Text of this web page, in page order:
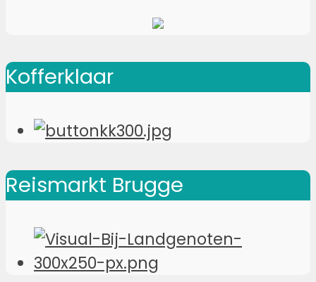
Kofferklaar
Reismarkt Brugge